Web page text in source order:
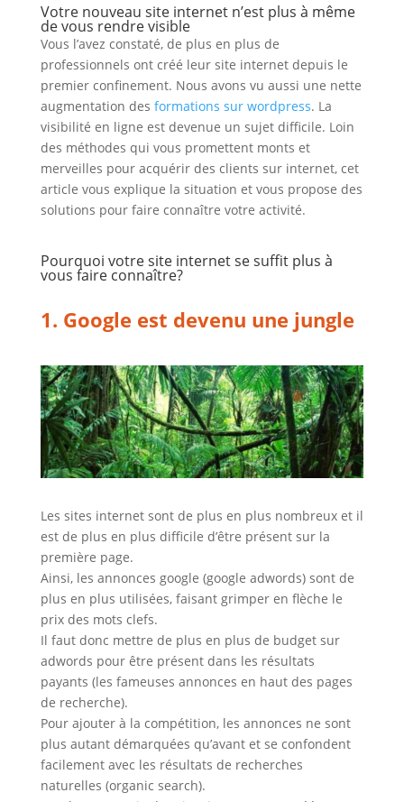
Votre nouveau site internet n’est plus à même
de vous rendre visible
Vous l’avez constaté, de plus en plus de
professionnels ont créé leur site internet depuis le
premier confinement. Nous avons vu aussi une nette
augmentation des formations sur wordpress. La
visibilité en ligne est devenue un sujet difficile. Loin
des méthodes qui vous promettent monts et
merveilles pour acquérir des clients sur internet, cet
article vous explique la situation et vous propose des
solutions pour faire connaître votre activité.
Pourquoi votre site internet se suffit plus à
vous faire connaître?
1. Google est devenu une jungle
Les sites internet sont de plus en plus nombreux et il
est de plus en plus difficile d’être présent sur la
première page.
Ainsi, les annonces google (google adwords) sont de
plus en plus utilisées, faisant grimper en flèche le
prix des mots clefs.
Il faut donc mettre de plus en plus de budget sur
adwords pour être présent dans les résultats
payants (les fameuses annonces en haut des pages
de recherche).
Pour ajouter à la compétition, les annonces ne sont
plus autant démarquées qu’avant et se confondent
facilement avec les résultats de recherches
naturelles (organic search).